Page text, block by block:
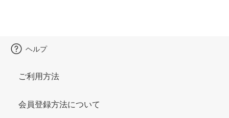
ヘルプ
ご利用方法
会員登録方法について